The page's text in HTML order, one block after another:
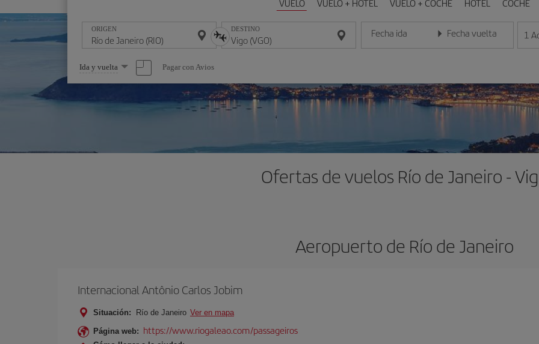
VUELO VUELO + HOTEL VUELO + COCHE HOTEL COCHE
ORIGEN DESTINO Fecha ida
Introduce la fecha en formato día/mes/año
Fecha vuelta
Introduce la fecha en 1
Seleccione
una
opción
Ida y vuelta Pagar con Avios
Ofertas de vuelos Río de Janeiro -
Aeropuerto de Río de Janeiro
Internacional Antônio Carlos Jobim
Situación: Río de Janeiro Ver en mapa
Página web: https://www.riogaleao.com/passageiros